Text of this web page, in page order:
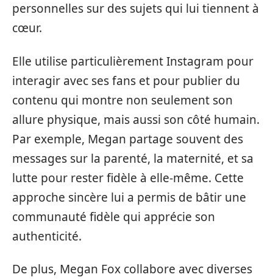
personnelles sur des sujets qui lui tiennent à
cœur.
Elle utilise particulièrement Instagram pour
interagir avec ses fans et pour publier du
contenu qui montre non seulement son
allure physique, mais aussi son côté humain.
Par exemple, Megan partage souvent des
messages sur la parenté, la maternité, et sa
lutte pour rester fidèle à elle-même. Cette
approche sincère lui a permis de bâtir une
communauté fidèle qui apprécie son
authenticité.
De plus, Megan Fox collabore avec diverses